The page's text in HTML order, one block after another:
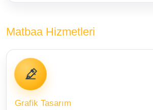
Matbaa Hizmetleri
Grafik Tasarım